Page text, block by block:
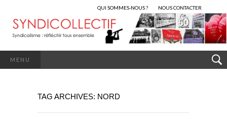
QUI SOMMES-NOUS ? NOUS CONTACTER
MENU
TAG ARCHIVES: NORD